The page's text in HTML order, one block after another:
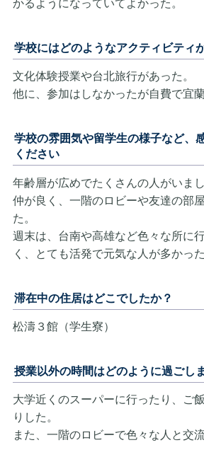
かるようになっていてよかった。
学校にはどのようなアクティビティ
文化体験授業や台北旅行があった。
他に、参加はしなかったが自費で宜
学校の雰囲気や留学生の様子など、
ください
年齢層が広めでたくさんの人がいま
仲が良く、一階のロビーや友達の部
た。
週末は、台南や高雄など色々な所に
く、とても活発で元気な人が多かった
滞在中の住居はどこでしたか？
松濤３館（学生寮）
授業以外の時間はどのように過ごし
大学近くのスーパーに行ったり、ご
りした。
また、一階のロビーで色々な人と交